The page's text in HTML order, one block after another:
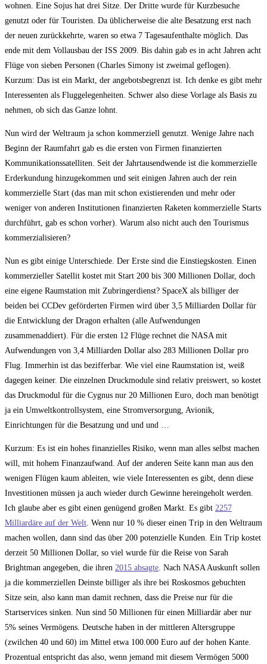
wohnen. Eine Sojus hat drei Sitze. Der Dritte wurde für Kurzbesuche
genutzt oder für Touristen. Da üblicherweise die alte Besatzung erst nach
der neuen zurückkehrte, waren so etwa 7 Tagesaufenthalte möglich. Das
ende mit dem Vollausbau der ISS 2009. Bis dahin gab es in acht Jahren acht
Flüge von sieben Personen (Charles Simony ist zweimal geflogen).
Kurzum: Das ist ein Markt, der angebotsbegrenzt ist. Ich denke es gibt mehr
Interessenten als Fluggelegenheiten. Schwer also diese Vorlage als Basis zu
nehmen, ob sich das Ganze lohnt.
Nun wird der Weltraum ja schon kommerziell genutzt. Wenige Jahre nach
Beginn der Raumfahrt gab es die ersten von Firmen finanzierten
Kommunikationssatelliten. Seit der Jahrtausendwende ist die kommerzielle
Erderkundung hinzugekommen und seit einigen Jahren auch der rein
kommerzielle Start (das man mit schon existierenden und mehr oder
weniger von anderen Institutionen finanzierten Raketen kommerzielle Starts
durchführt, gab es schon vorher). Warum also nicht auch den Tourismus
kommerzialisieren?
Nun es gibt einige Unterschiede. Der Erste sind die Einstiegskosten. Einen
kommerzieller Satellit kostet mit Start 200 bis 300 Millionen Dollar, doch
eine eigene Raumstation mit Zubringerdienst? SpaceX als billiger der
beiden bei CCDev geförderten Firmen wird über 3,5 Milliarden Dollar für
die Entwicklung der Dragon erhalten (alle Aufwendungen
zusammenaddiert). Für die ersten 12 Flüge rechnet die NASA mit
Aufwendungen von 3,4 Milliarden Dollar also 283 Millionen Dollar pro
Flug. Immerhin ist das bezifferbar. Wie viel eine Raumstation ist, weiß
dagegen keiner. Die einzelnen Druckmodule sind relativ preiswert, so kostet
das Druckmodul für die Cygnus nur 20 Millionen Euro, doch man benötigt
ja ein Umweltkontrollsystem, eine Stromversorgung, Avionik,
Einrichtungen für die Besatzung und und und …
Kurzum: Es ist ein hohes finanzielles Risiko, wenn man alles selbst machen
will, mit hohem Finanzaufwand. Auf der anderen Seite kann man aus den
wenigen Flügen kaum ableiten, wie viele Interessenten es gibt, denn diese
Investitionen müssen ja auch wieder durch Gewinne hereingeholt werden.
Ich glaube aber es gibt einen genügend großen Markt. Es gibt 2257
Milliardäre auf der Welt . Wenn nur 10 % dieser einen Trip in den Weltraum
machen wollen, dann sind das über 200 potenzielle Kunden. Ein Trip kostet
derzeit 50 Millionen Dollar, so viel wurde für die Reise von Sarah
Brightman angegeben, die ihren 2015 absagte . Nach NASA Auskunft sollen
ja die kommerziellen Deinste billiger als ihre bei Roskosmos gebuchten
Sitze sein, also kann man damit rechnen, dass die Preise nur für die
Startservices sinken. Nun sind 50 Millionen für einen Milliardär aber nur
5% seines Vermögens. Deutsche haben in der mittleren Altersgruppe
(zwilchen 40 und 60) im Mittel etwa 100.000 Euro auf der hohen Kante.
Prozentual entspricht das also, wenn jemand mit diesem Vermögen 5000